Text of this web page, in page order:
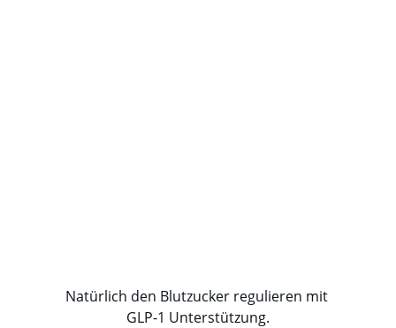
Natürlich den Blutzucker regulieren mit
GLP-1 Unterstützung.